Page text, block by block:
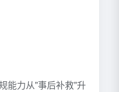
能力从"事后补救"升